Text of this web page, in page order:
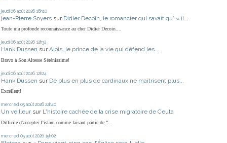
jeudi 06 août 2026 16h10
jean-Pierre Snyers sur Didier Decoin, le romancier qui savait qu' « il...
Toute ma profonde reconnaissance au cher Didier Decoin....
jeudi 06 août 2026 12h32
Hank Dussen sur Alois, le prince de la vie qui défend les...
Bravo à Son Altesse Sérénissime!
jeudi 06 août 2026 12h24
Hank Dussen sur De plus en plus de cardinaux ne maîtrisent plus...
Excellent!
mercredi 05 août 2026 22h40
Un veilleur sur L'histoire cachée de la crise migratoire de Ceuta
Difficile d’accepter l’islam comme faisant partie de ”...
mercredi 05 août 2026 15h02